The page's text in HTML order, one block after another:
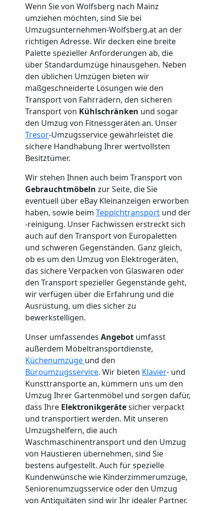
Wenn Sie von Wolfsberg nach Mainz
umziehen möchten, sind Sie bei
Umzugsunternehmen-Wolfsberg.at an der
richtigen Adresse. Wir decken eine breite
Palette spezieller Anforderungen ab, die
über Standardumzüge hinausgehen. Neben
den üblichen Umzügen bieten wir
maßgeschneiderte Lösungen wie den
Transport von Fahrrädern, den sicheren
Transport von Kühlschränken und sogar
den Umzug von Fitnessgeräten an. Unser
Tresor-Umzugsservice gewährleistet die
sichere Handhabung Ihrer wertvollsten
Besitztümer.
Wir stehen Ihnen auch beim Transport von
Gebrauchtmöbeln zur Seite, die Sie
eventuell über eBay Kleinanzeigen erworben
haben, sowie beim Teppichtransport und der
-reinigung. Unser Fachwissen erstreckt sich
auch auf den Transport von Europaletten
und schweren Gegenständen. Ganz gleich,
ob es um den Umzug von Elektrogeräten,
das sichere Verpacken von Glaswaren oder
den Transport spezieller Gegenstände geht,
wir verfügen über die Erfahrung und die
Ausrüstung, um dies sicher zu
bewerkstelligen.
Unser umfassendes Angebot umfasst
außerdem Möbeltransportdienste,
Küchenumzüge und den
Büroumzugsservice. Wir bieten Klavier- und
Kunsttransporte an, kümmern uns um den
Umzug Ihrer Gartenmöbel und sorgen dafür,
dass Ihre Elektronikgerätesicher verpackt
und transportiert werden. Mit unseren
Umzugshelfern, die auch
Waschmaschinentransport und den Umzug
von Haustieren übernehmen, sind Sie
bestens aufgestellt. Auch für spezielle
Kundenwünsche wie Kinderzimmerumzüge,
Seniorenumzugsservice oder den Umzug
von Antiquitäten sind wir Ihr idealer Partner.
Mini
Umzug
Wolfsberg
Umzug
Mann
LKW
Wolfsberg
Kunsttransport
Wolfsberg
Umzug
Wolfsberg
Mann
LKW
Möbellift